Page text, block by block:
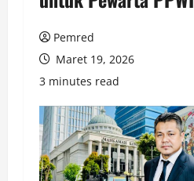
Pemred
Maret 19, 2026
3 minutes read